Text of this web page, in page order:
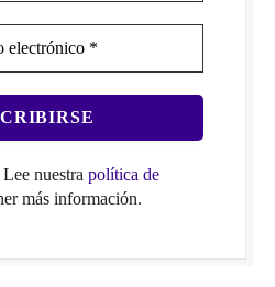
nuestra política de
más información.